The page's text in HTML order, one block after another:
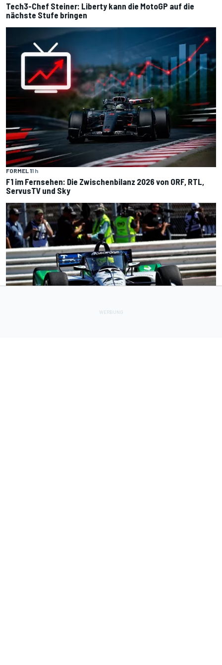
Tech3-Chef Steiner: Liberty kann die MotoGP auf die
nächste Stufe bringen
FORMEL 11 h
F1 im Fernsehen: Die Zwischenbilanz 2026 von ORF, RTL,
ServusTV und Sky